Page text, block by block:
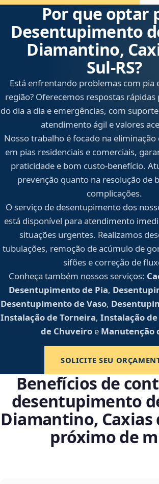
Por que optar
Desentupimento
Diamantino,
Sul‑RS?
Está enfrentando problemas com pia
região? Oferecemos respostas
do dia a dia e emergências, com
atendimento ágil e valores
Nosso trabalho é focado na
em pias residenciais e comerciais,
praticidade e bom custo-benefício.
prevenção quanto na resolução de
complicações.
O serviço de desentupimento dos
está disponível para atendimento
situações urgentes. Realizamos
tubulações, remoção de acúmulo de
sifões e correção de
Conheça também nossos serviços:
Desentupimento de Pia,
Desentupimento de Vaso,
Instalação de Torneira, Instalação de
de Chuveiro e Manutenção
SOLICITE SEU
Benefícios de
desentupimento
Diamantino, Caxias
próximo de